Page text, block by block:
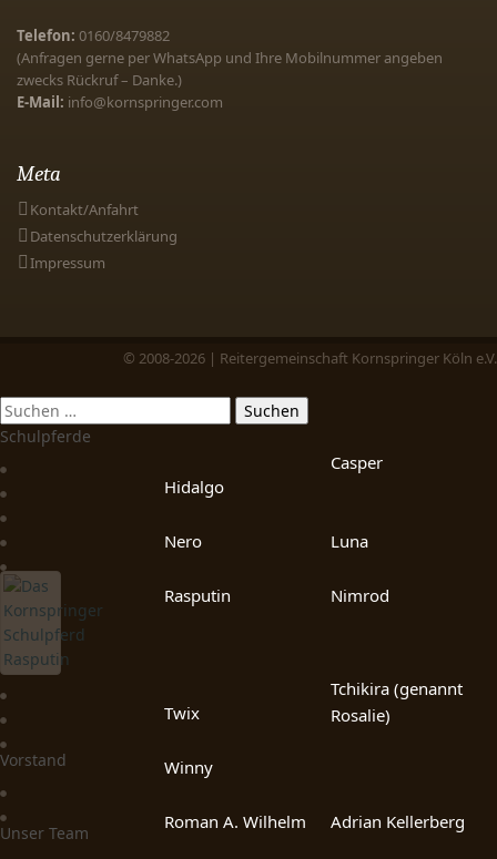
Telefon: 0160/8479882
(Anfragen gerne per WhatsApp und Ihre Mobilnummer angeben
zwecks Rückruf – Danke.)
E-Mail: info@kornspringer.com
Meta
Kontakt/Anfahrt
Datenschutzerklärung
Impressum
© 2008-2026 | Reitergemeinschaft Kornspringer Köln e.V.
Schulpferde
Casper
Hidalgo
Luna
Nero
Nimrod
Rasputin
Tchikira (genannt
Rosalie)
Twix
Winny
Vorstand
Adrian Kellerberg
Roman A. Wilhelm
Unser Team